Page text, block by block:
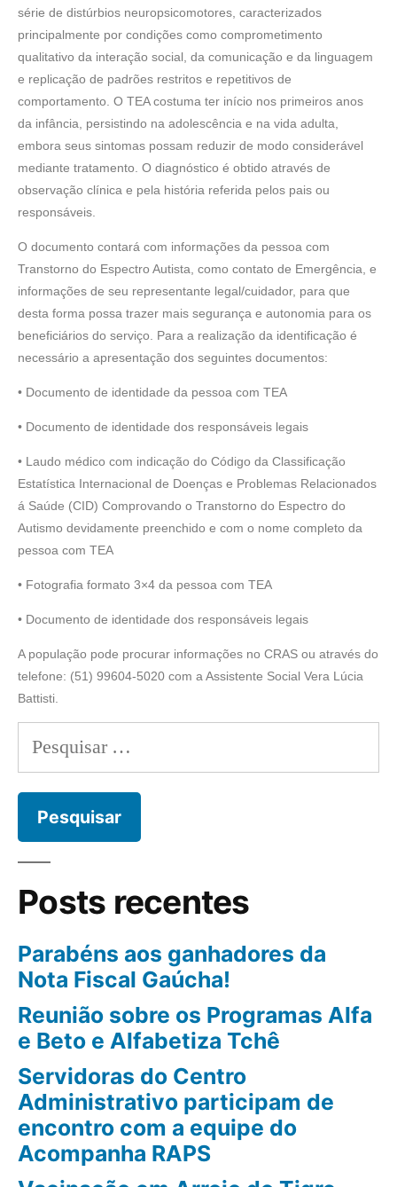
série de distúrbios neuropsicomotores, caracterizados
principalmente por condições como comprometimento
qualitativo da interação social, da comunicação e da linguagem
e replicação de padrões restritos e repetitivos de
comportamento. O TEA costuma ter início nos primeiros anos
da infância, persistindo na adolescência e na vida adulta,
embora seus sintomas possam reduzir de modo considerável
mediante tratamento. O diagnóstico é obtido através de
observação clínica e pela história referida pelos pais ou
responsáveis.
O documento contará com informações da pessoa com
Transtorno do Espectro Autista, como contato de Emergência, e
informações de seu representante legal/cuidador, para que
desta forma possa trazer mais segurança e autonomia para os
beneficiários do serviço. Para a realização da identificação é
necessário a apresentação dos seguintes documentos:
• Documento de identidade da pessoa com TEA
• Documento de identidade dos responsáveis legais
• Laudo médico com indicação do Código da Classificação
Estatística Internacional de Doenças e Problemas Relacionados
á Saúde (CID) Comprovando o Transtorno do Espectro do
Autismo devidamente preenchido e com o nome completo da
pessoa com TEA
• Fotografia formato 3×4 da pessoa com TEA
• Documento de identidade dos responsáveis legais
A população pode procurar informações no CRAS ou através do
telefone: (51) 99604-5020 com a Assistente Social Vera Lúcia
Battisti.
Posts recentes
Parabéns aos ganhadores da
Nota Fiscal Gaúcha!
Reunião sobre os Programas Alfa
e Beto e Alfabetiza Tchê
Servidoras do Centro
Administrativo participam de
encontro com a equipe do
Acompanha RAPS